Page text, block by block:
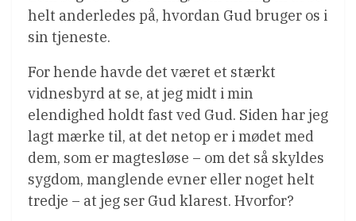
helt anderledes på, hvordan Gud bruger os i
sin tjeneste.
For hende havde det været et stærkt
vidnesbyrd at se, at jeg midt i min
elendighed holdt fast ved Gud. Siden har jeg
lagt mærke til, at det netop er i mødet med
dem, som er magtesløse – om det så skyldes
sygdom, manglende evner eller noget helt
tredje – at jeg ser Gud klarest. Hvorfor?